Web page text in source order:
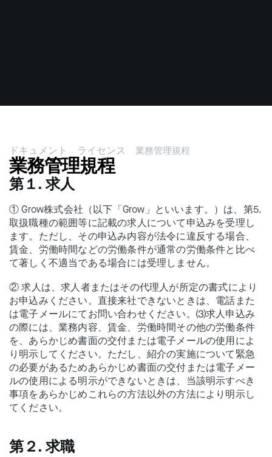
ドキュメント ライセンス 業務管理規程
業務管理規程
第１. 求人
① Grow株式会社（以下「Grow」といいます。）は、第5.
取扱職種の範囲等に記載の求人について申込みを受理し
ます。ただし、その申込み内容が法令に違反する場合、
賃金、労働時間などの労働条件が通常の労働条件と比べ
て著しく不適当である場合には受理しません。
② 求人は、求人者またはその代理人が所定の書式により
お申込みください。直接来社できないときは、電話また
は電子メールにてお問い合わせください。⑶求人申込み
の際には、業務内容、賃金、労働時間その他の労働条件
を、あらかじめ書面の交付または電子メールの使用によ
り明示してください。ただし、紹介の実施について緊急
の必要があるためあらかじめ書面の交付または電子メー
ルの使用による明示ができないときは、当該明示すべき
事項をあらかじめこれらの方法以外の方法により明示し
てください。
第２. 求職